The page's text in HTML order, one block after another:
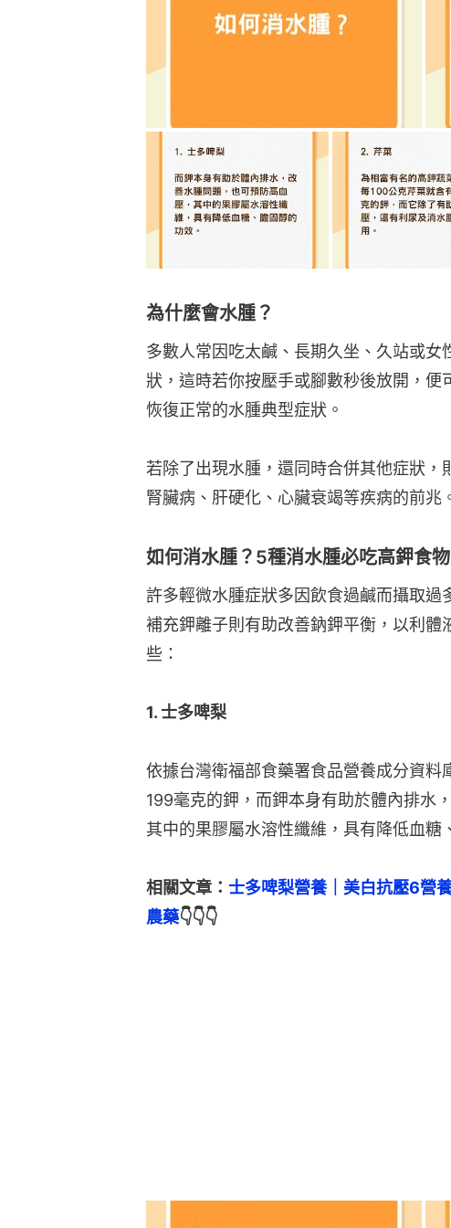
為什麼會水腫？
多數人常因吃太鹹、長期久坐、久站或
狀，這時若你按壓手或腳數秒後放開，便
恢復正常的水腫典型症狀。
若除了出現水腫，還同時合併其他症狀，
腎臟病、肝硬化、心臟衰竭等疾病的前兆
如何消水腫？5種消水腫必吃高鉀食
許多輕微水腫症狀多因飲食過鹹而攝取過
補充鉀離子則有助改善鈉鉀平衡，以利體
些：
1. 士多啤梨
依據台灣衛福部食藥署食品營養成分資料
199毫克的鉀，而鉀本身有助於體內排水
其中的果膠屬水溶性纖維，具有降低血糖
相關文章： 士多啤梨營養｜美白抗壓6營
農藥👇👇👇